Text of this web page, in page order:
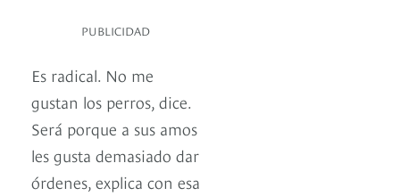
PUBLICIDAD
Es radical. No me
gustan los perros, dice.
Será porque a sus amos
les gusta demasiado dar
órdenes, explica con esa